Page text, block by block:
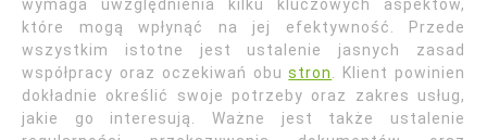
wymaga uwzględnienia kilku kluczowych aspektów,
które mogą wpłynąć na jej efektywność. Przede
wszystkim istotne jest ustalenie jasnych zasad
współpracy oraz oczekiwań obustron
. Klient powinien
dokładnie określić swoje potrzeby oraz zakres usług,
jakie go interesują. Ważne jest także ustalenie